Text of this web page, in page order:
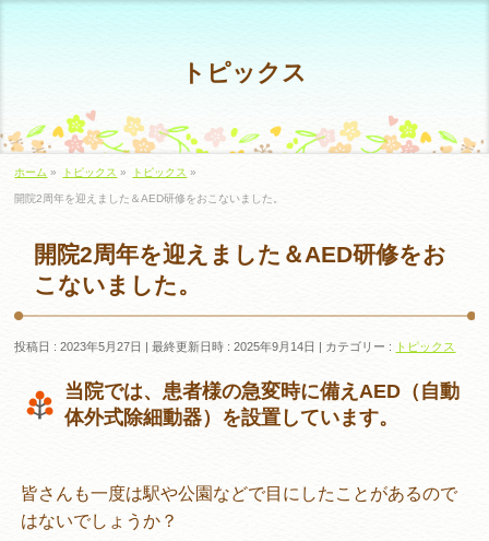
トピックス
ホーム » トピックス » トピックス »
開院2周年を迎えました＆AED研修をおこないました。
開院2周年を迎えました＆AED研修をお
こないました。
投稿日 : 2023年5月27日 最終更新日時 : 2025年9月14日 カテゴリー : トピックス
当院では、患者様の急変時に備えAED（自動
体外式除細動器）を設置しています。
皆さんも一度は駅や公園などで目にしたことがあるので
はないでしょうか？